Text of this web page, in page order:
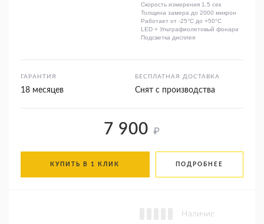
Скорость измерения 1,5 сек
Толщина замера до 2000 микрон
Работает от -25°C до +50°C
LED + Ультрафиолетовый фонари
Подсветка дисплея
ГАРАНТИЯ
18 месяцев
БЕСПЛАТНАЯ ДОСТАВКА
Снят с производства
7 900 ₽
КУПИТЬ В 1 КЛИК ПОДРОБНЕЕ
Наличие